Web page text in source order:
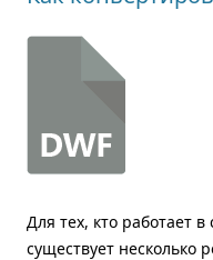
Для тех, кто работает
существует